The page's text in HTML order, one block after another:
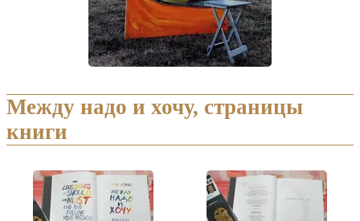
Между надо и хочу, страницы
книги